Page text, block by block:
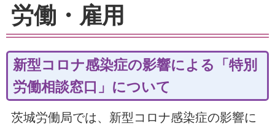
労働・雇用
新型コロナ感染症の影響による「特別
労働相談窓口」について
茨城労働局では、新型コロナ感染症の影響に